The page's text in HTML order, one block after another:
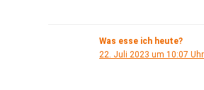
Was esse ich heute?
22. Juli 2023 um 10:07 Uhr